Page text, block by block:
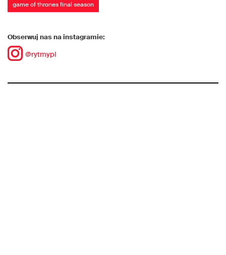
game of thrones final season
Obserwuj nas na instagramie:
@rytmypl